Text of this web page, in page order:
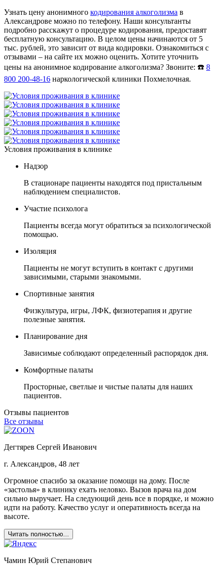
Узнать цену анонимного кодирования алкоголизма в
Александрове можно по телефону. Наши консультанты
подробно расскажут о процедуре кодирования, предоставят
бесплатную консультацию. В целом цены начинаются от 5
тыс. рублей, это зависит от вида кодировки. Ознакомиться с
отзывами – на сайте их можно оценить. Хотите уточнить
цены на анонимное кодирование алкоголизма? Звоните: ☎️ 8
800 200-48-16 наркологической клиники Похмелочная.
Условия проживания в клинике
Надзор
В стационаре пациенты находятся под пристальным
наблюдением специалистов.
Участие психолога
Пациенты всегда могут обратиться за психологической
помощью.
Изоляция
Пациенты не могут вступить в контакт с другими
зависимыми, старыми знакомыми.
Спортивные занятия
Физкультура, игры, ЛФК, физиотерапия и другие
полезные занятия.
Планирование дня
Зависимые соблюдают определенный распорядок дня.
Комфортные палаты
Просторные, светлые и чистые палаты для наших
пациентов.
Отзывы пациентов
Все отзывы
Дегтярев Сергей Иванович
г. Александров, 48 лет
Огромное спасибо за оказание помощи на дому. После
«застолья» в клинику ехать неловко. Вызов врача на дом
сильно выручает. На следующий день все в порядке, и можно
идти на работу. Качество услуг и оперативность всегда на
высоте.
Читать полностью...
Чамин Юрий Степанович